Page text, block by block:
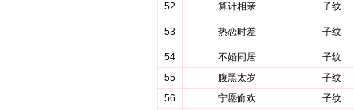
52
算计相亲 子纹
53 热恋时差 子纹
54 不婚同居
子纹
55
腹黑太岁
子纹
56
宁愿偷欢
子纹